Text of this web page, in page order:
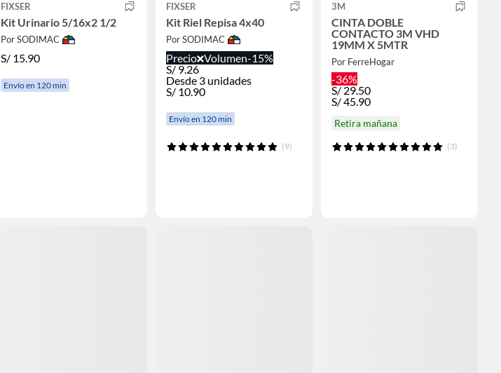
FIXSER
Kit Urinario 5/16x2 1/2
Por SODIMAC
S/ 15.90
Envío en 120 min
FIXSER
Kit Riel Repisa 4x40
Por SODIMAC
Precio Volumen-15%
S/9.26
Desde 3 unidades
S/ 10.90
Envío en 120 min
(9)
3M
CINTA DOBLE
CONTACTO 3M VHD
19MM X 5MTR
Por FerreHogar
-36%
S/ 29.50
S/45.90
Retira mañana
(3)